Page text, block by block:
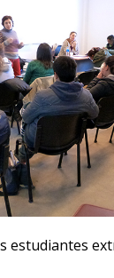
estudiantes